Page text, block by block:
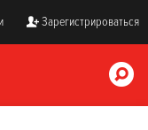
Зарегистрироваться